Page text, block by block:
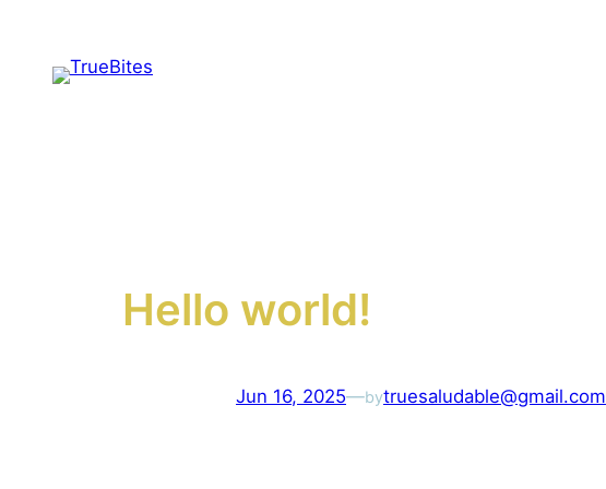
contenido
Hello world!
Jun 16, 2025—bytruesaludable@gmail.com